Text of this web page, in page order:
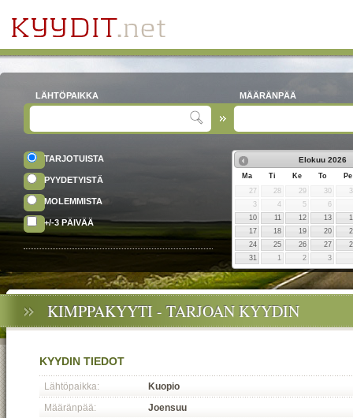
LÄHTÖPAIKKA MÄÄRÄNPÄÄ
TARJOTUISTA
PYYDETYISTÄ
MOLEMMISTA
+/-3 PÄIVÄÄ
Elokuu 2026
Ma Ti Ke To
Pe
27
28 29 30
3
4 5
6
10
11 12 13
17
18 19 20
24
25 26 27
31
1 2 3
KIMPPAKYYTI - TARJOAN KYYDIN
KYYDIN TIEDOT
Lähtöpaikka:
Kuopio
Määränpää:
Joensuu